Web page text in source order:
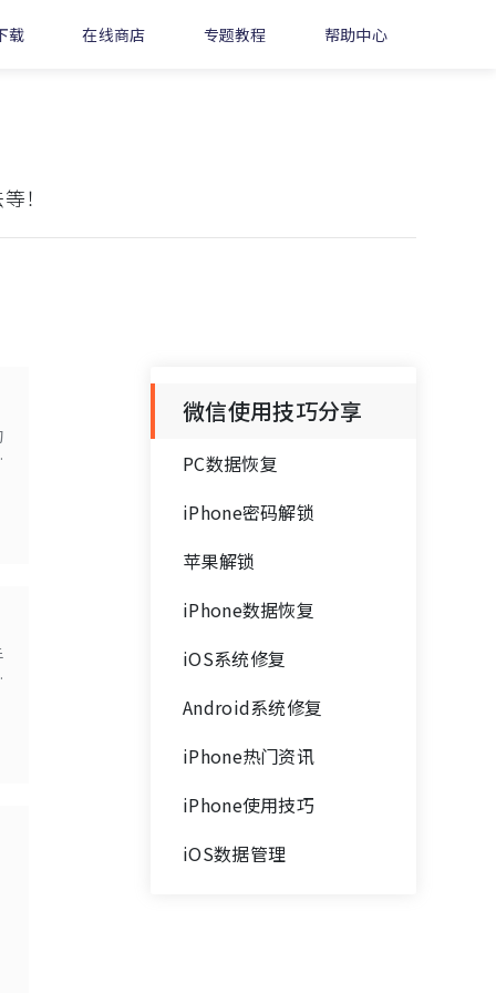
载 在线商店 专题教程 帮助中心
！
微信使用技巧分享
PC数据恢复
iPhone密码解锁
苹果解锁
iPhone数据恢复
iOS系统修复
Android系统修复
iPhone热门资讯
iPhone使用技巧
iOS数据管理